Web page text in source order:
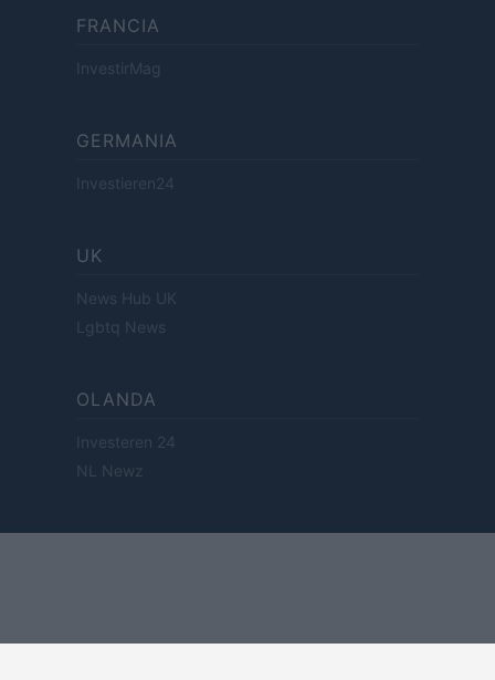
FRANCIA
InvestirMag
GERMANIA
Investieren24
UK
News Hub UK
Lgbtq News
OLANDA
Investeren 24
NL Newz